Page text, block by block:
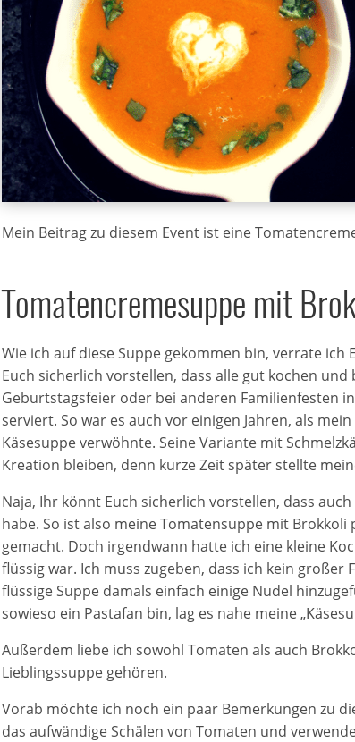
Mein Beitrag zu diesem Event ist eine
Tomatencremesuppe mit
Wie ich auf diese Suppe gekommen bin, verrate
Euch sicherlich vorstellen, dass alle gut kochen
Geburtstagsfeier oder bei anderen Familienfesten
serviert. So war es auch vor einigen Jahren, als
Käsesuppe verwöhnte. Seine Variante mit
Kreation bleiben, denn kurze Zeit später stellte
Naja, Ihr könnt Euch sicherlich vorstellen, dass
habe. So ist also meine Tomatensuppe mit
gemacht. Doch irgendwann hatte ich eine kleine
flüssig war. Ich muss zugeben, dass ich kein
flüssige Suppe damals einfach einige Nudel
sowieso ein Pastafan bin, lag es nahe meine
Außerdem liebe ich sowohl Tomaten als auch
Lieblingssuppe gehören.
Vorab möchte ich noch ein paar Bemerkungen zu
das aufwändige Schälen von Tomaten und